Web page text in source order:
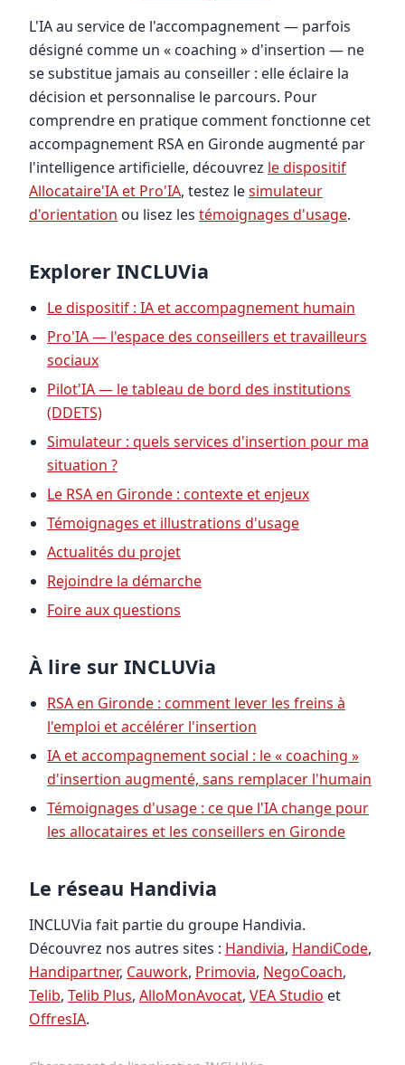
L'IA au service de l'accompagnement — parfois
désigné comme un « coaching » d'insertion — ne
se substitue jamais au conseiller : elle éclaire la
décision et personnalise le parcours. Pour
comprendre en pratique comment fonctionne cet
accompagnement RSA en Gironde augmenté par
l'intelligence artificielle, découvrez le dispositif
Allocataire'IA et Pro'IA, testez lesimulateur
d'orientation ou lisez les témoignages d'usage.
Explorer INCLUVia
Le dispositif : IA et accompagnement humain
Pro'IA — l'espace des conseillers et travailleurs
sociaux
Pilot'IA — le tableau de bord des institutions
(DDETS)
Simulateur : quels services d'insertion pour ma
situation ?
Le RSA en Gironde : contexte et enjeux
Témoignages et illustrations d'usage
Actualités du projet
Rejoindre la démarche
Foire aux questions
À lire sur INCLUVia
RSA en Gironde : comment lever les freins à
l'emploi et accélérer l'insertion
IA et accompagnement social : le « coaching »
d'insertion augmenté, sans remplacer l'humain
Témoignages d'usage : ce que l'IA change pour
les allocataires et les conseillers en Gironde
Le réseau Handivia
INCLUVia fait partie du groupe Handivia.
Découvrez nos autres sites : Handivia, HandiCode,
Handipartner, Cauwork, Primovia, NegoCoach,
Telib, Telib Plus, AlloMonAvocat, VEA Studio et
OffresIA.